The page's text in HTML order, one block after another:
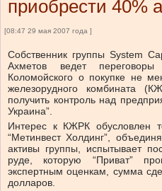
приобрести 40%
[08:47 29 мая 2007 года ]
Собственник группы System
Ахметов ведет
Коломойского о покупке не
железорудного комбината
получить контроль над
Украина”.
Интерес к КЖРК обусловлен
“Метинвест Холдинг”,
активы группы, испытывает
руде, которую “Приват”
экспертным оценкам, сумма
долларов.